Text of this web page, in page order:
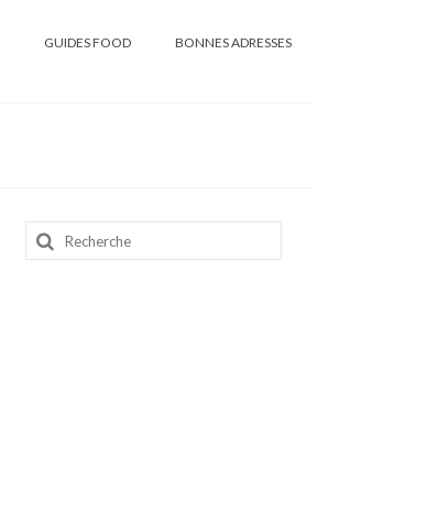
GUIDES FOOD BONNES ADRESSES
Rechercher
: